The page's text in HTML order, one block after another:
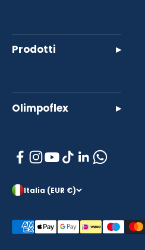
Prodotti ▸
Olimpoflex ▸
Italia (EUR €)